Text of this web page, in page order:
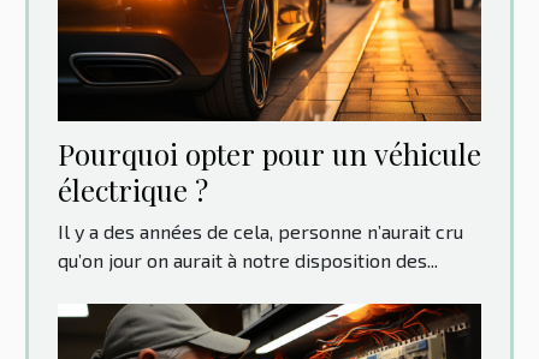
Pourquoi opter pour un véhicule
électrique ?
Il y a des années de cela, personne n’aurait cru
qu’on jour on aurait à notre disposition des...